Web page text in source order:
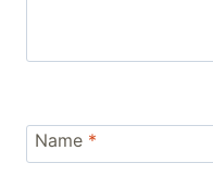
Name *